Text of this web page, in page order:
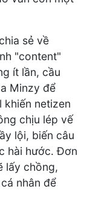
sẻ về
"content"
ít lần, cầu
Minzy để
khiến netizen
chịu lép vế
lội, biến câu
hài hước. Đơn
lấy chồng,
nhân để